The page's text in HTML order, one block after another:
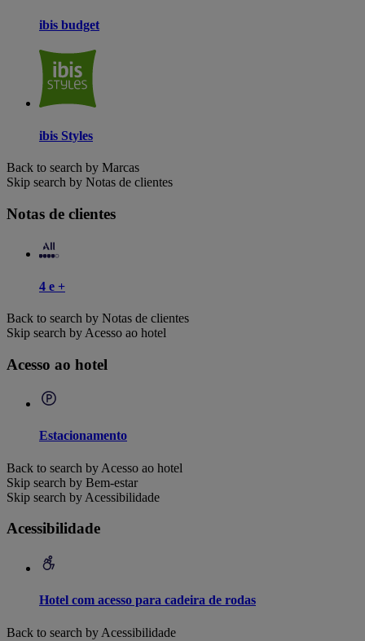
ibis budget
ibis Styles
Back to search by Marcas
Skip search by Notas de clientes
Notas de clientes
4 e +
Back to search by Notas de clientes
Skip search by Acesso ao hotel
Acesso ao hotel
Estacionamento
Back to search by Acesso ao hotel
Skip search by Bem-estar
Skip search by Acessibilidade
Acessibilidade
Hotel com acesso para cadeira de rodas
Back to search by Acessibilidade